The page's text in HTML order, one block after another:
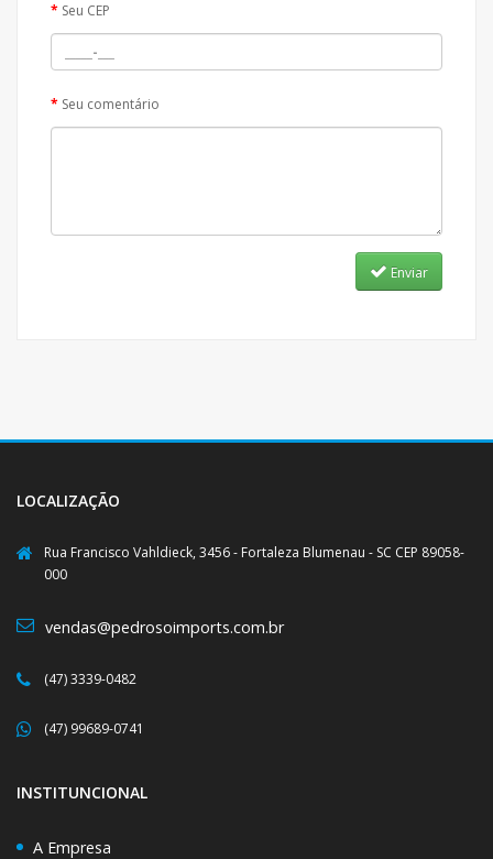
Seu CEP
Seu comentário
Enviar
LOCALIZAÇÃO
Rua Francisco Vahldieck, 3456 - Fortaleza Blumenau - SC CEP 89058-
000
vendas@pedrosoimports.com.br
(47) 3339-0482
(47) 99689-0741
INSTITUNCIONAL
A Empresa